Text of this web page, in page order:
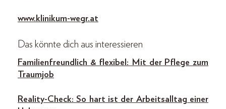
www.klinikum-wegr.at
Das könnte dich aus interessieren
Familienfreundlich & flexibel: Mit der Pflege zum
Traumjob
Reality-Check: So hart ist der Arbeitsalltag einer